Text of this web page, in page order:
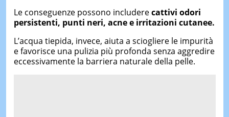
Le conseguenze possono includerecattivi odori
persistenti, punti neri, acne e irritazioni cutanee.
L’acqua tiepida, invece, aiuta a sciogliere le impurità
e favorisce una pulizia più profonda senza aggredire
eccessivamente la barriera naturale della pelle.